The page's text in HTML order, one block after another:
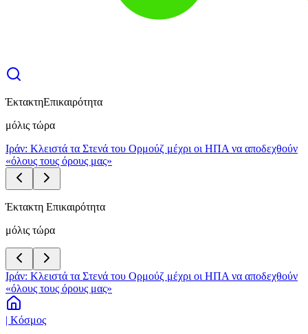
ΈκτακτηΕπικαιρότητα
μόλις τώρα
Ιράν: Κλειστά τα Στενά του Ορμούζ μέχρι οι ΗΠΑ να αποδεχθούν
«όλους τους όρους μας»
Έκτακτη Επικαιρότητα
μόλις τώρα
Ιράν: Κλειστά τα Στενά του Ορμούζ μέχρι οι ΗΠΑ να αποδεχθούν
«όλους τους όρους μας»
| Κόσμος